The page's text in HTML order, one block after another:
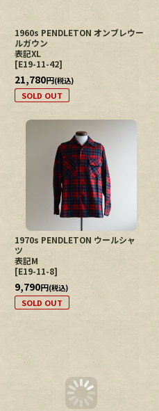
1960s PENDLETON オンブレウー
ルガウン
表記XL
[E19-11-42]
21,780円(税込)
SOLD OUT
1970s PENDLETON ウールシャ
ツ
表記M
[E19-11-8]
9,790円(税込)
SOLD OUT